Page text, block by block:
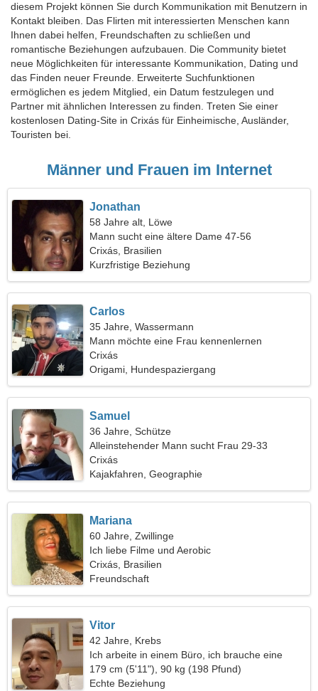
diesem Projekt können Sie durch Kommunikation mit Benutzern in
Kontakt bleiben. Das Flirten mit interessierten Menschen kann
Ihnen dabei helfen, Freundschaften zu schließen und
romantische Beziehungen aufzubauen. Die Community bietet
neue Möglichkeiten für interessante Kommunikation, Dating und
das Finden neuer Freunde. Erweiterte Suchfunktionen
ermöglichen es jedem Mitglied, ein Datum festzulegen und
Partner mit ähnlichen Interessen zu finden. Treten Sie einer
kostenlosen Dating-Site in Crixás für Einheimische, Ausländer,
Touristen bei.
Männer und Frauen im Internet
Jonathan
58 Jahre alt, Löwe
Mann sucht eine ältere Dame 47-56
Crixás, Brasilien
Kurzfristige Beziehung
Carlos
35 Jahre, Wassermann
Mann möchte eine Frau kennenlernen
Crixás
Origami, Hundespaziergang
Samuel
36 Jahre, Schütze
Alleinstehender Mann sucht Frau 29-33
Crixás
Kajakfahren, Geographie
Mariana
60 Jahre, Zwillinge
Ich liebe Filme und Aerobic
Crixás, Brasilien
Freundschaft
Vitor
42 Jahre, Krebs
Ich arbeite in einem Büro, ich brauche eine
freundliche Frau
179 cm (5'11"), 90 kg (198 Pfund)
Echte Beziehung